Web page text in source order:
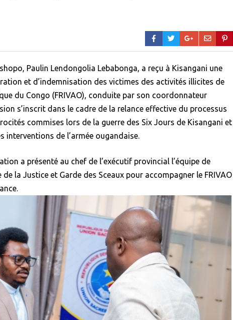
Paulin Lendongolia Lebabonga, a reçu à Kisangani une
et d’indemnisation des victimes des activités illicites de
du Congo (FRIVAO), conduite par son coordonnateur
s’inscrit dans le cadre de la relance effective du processus
commises lors de la guerre des Six Jours de Kisangani et
interventions de l’armée ougandaise.
a présenté au chef de l’exécutif provincial l’équipe de
la Justice et Garde des Sceaux pour accompagner le FRIVAO